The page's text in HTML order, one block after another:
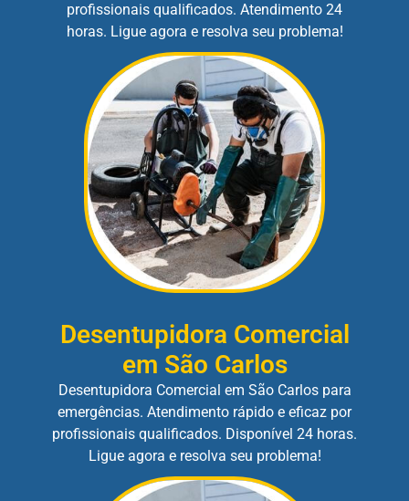
profissionais qualificados. Atendimento 24
horas. Ligue agora e resolva seu problema!
Desentupidora Comercial
em São Carlos
Desentupidora Comercial em São Carlos para
emergências. Atendimento rápido e eficaz por
profissionais qualificados. Disponível 24 horas.
Ligue agora e resolva seu problema!